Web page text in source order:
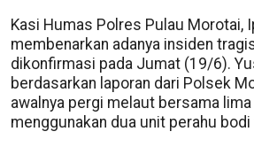
Kasi Humas Polres Pulau Morotai,
membenarkan adanya insiden
dikonfirmasi pada Jumat (19/6).
berdasarkan laporan dari Polsek
awalnya pergi melaut bersama
menggunakan dua unit perahu bodi